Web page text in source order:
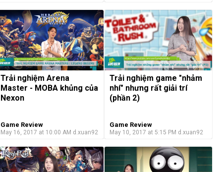
Trải nghiệm Arena
Master - MOBA khủng của
Nexon
Game Review
May 16, 2017 at 10:00 AM d.xuan92
Trải nghiệm game "nhảm
nhí" nhưng rất giải trí
(phần 2)
Game Review
May 10, 2017 at 5:15 PM d.xuan92